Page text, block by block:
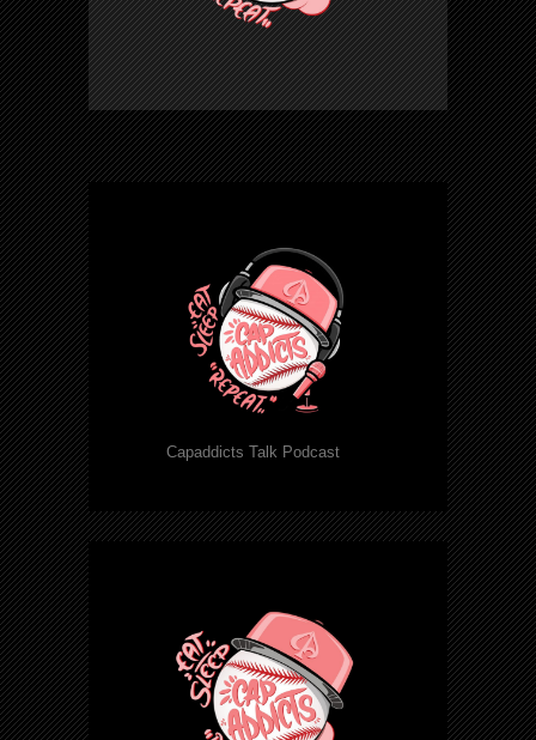
Capaddicts Talk Podcast